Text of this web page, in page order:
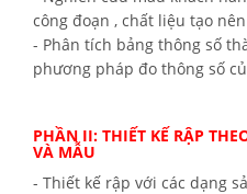
công đoạn , chất liệu tạo
- Phân tích bảng thông số
phương pháp đo thông số
PHẦN II: THIẾT KẾ RẬP
VÀ MẪU
- Thiết kế rập với các dạng